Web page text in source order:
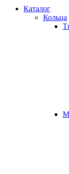
Каталог
Кольца